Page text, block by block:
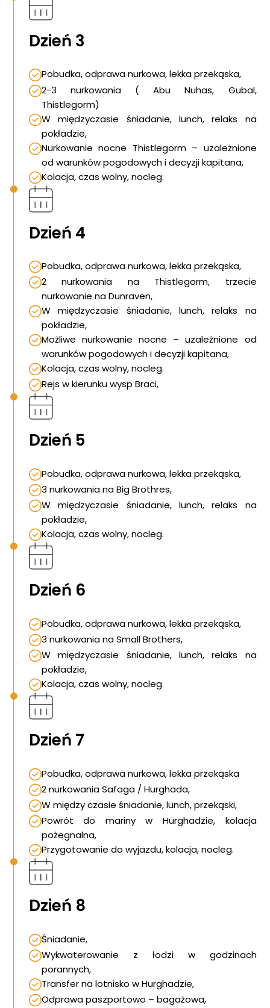
Dzień 3
Pobudka, odprawa nurkowa, lekka przekąska,
2-3 nurkowania ( Abu Nuhas, Gubal,
Thistlegorm)
W międzyczasie śniadanie, lunch, relaks na
pokładzie,
Nurkowanie nocne Thistlegorm – uzależnione
od warunków pogodowych i decyzji kapitana,
Kolacja, czas wolny, nocleg.
Dzień 4
Pobudka, odprawa nurkowa, lekka przekąska,
2 nurkowania na Thistlegorm, trzecie
nurkowanie na Dunraven,
W międzyczasie śniadanie, lunch, relaks na
pokładzie,
Możliwe nurkowanie nocne – uzależnione od
warunków pogodowych i decyzji kapitana,
Kolacja, czas wolny, nocleg.
Rejs w kierunku wysp Braci,
Dzień 5
Pobudka, odprawa nurkowa, lekka przekąska,
3 nurkowania na Big Brothres,
W międzyczasie śniadanie, lunch, relaks na
pokładzie,
Kolacja, czas wolny, nocleg.
Dzień 6
Pobudka, odprawa nurkowa, lekka przekąska,
3 nurkowania na Small Brothers,
W międzyczasie śniadanie, lunch, relaks na
pokładzie,
Kolacja, czas wolny, nocleg.
Dzień 7
Pobudka, odprawa nurkowa, lekka przekąska
2 nurkowania Safaga / Hurghada,
W między czasie śniadanie, lunch, przekąski,
Powrót do mariny w Hurghadzie, kolacja
pożegnalna,
Przygotowanie do wyjazdu, kolacja, nocleg.
Dzień 8
Śniadanie,
Wykwaterowanie z łodzi w godzinach
porannych,
Transfer na lotnisko w Hurghadzie,
Odprawa paszportowo – bagażowa,